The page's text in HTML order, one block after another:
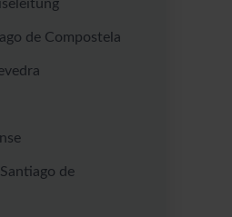
de Compostela
de